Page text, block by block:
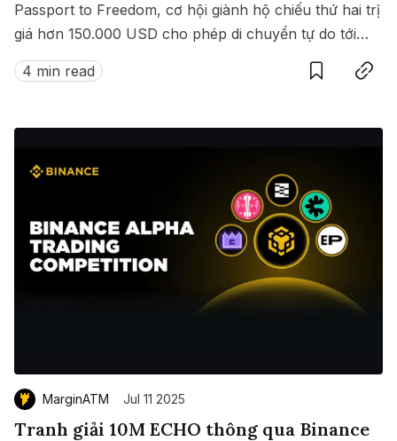
Passport to Freedom, cơ hội giành hộ chiếu thứ hai trị
giá hơn 150.000 USD cho phép di chuyển tự do tới
hàng loạt quốc gia không cần visa.
4 min read
SaveCopy link
MarginATM Jul 11 2025
Tranh giải 10M ECHO thông qua Binance